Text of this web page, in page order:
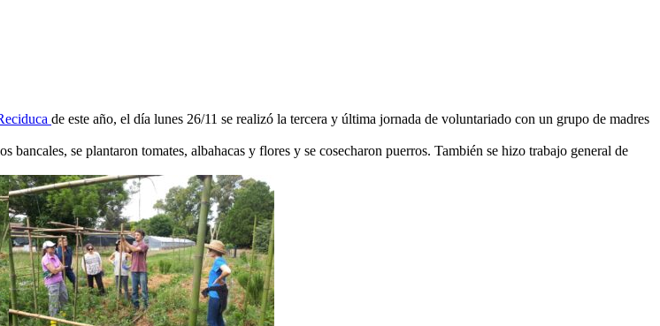
de este año, el día lunes 26/11 se realizó la tercera y última jornada de voluntariado con un grupo de madres
se plantaron tomates, albahacas y flores y se cosecharon puerros. También se hizo trabajo general de